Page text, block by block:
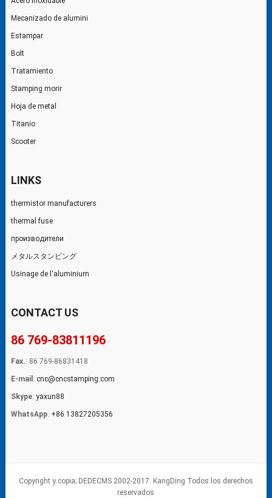
Mecanizado de alumini
Estampar
Bolt
Tratamiento
Stamping morir
Hoja de metal
Titanio
Scooter
LINKS
thermistor manufacturers
thermal fuse
производители
メタルスタンピング
Usinage de l‘aluminium
CONTACT US
86 769-83811196
Fax.: 86 769-86831418
E-mail : cnc@cncstamping.com
Skype: yaxun88
WhatsApp: +86 13827205356
Copyright y copia; DEDECMS 2002-2017. KangDing Todos los derechos
reservados